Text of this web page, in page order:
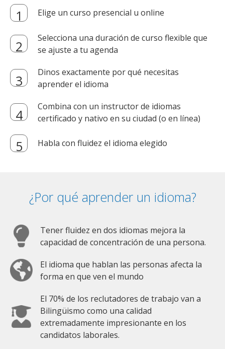
Elige un curso presencial u online
Selecciona una duración de curso flexible que
se ajuste a tu agenda
Dinos exactamente por qué necesitas
aprender el idioma
Combina con un instructor de idiomas
certificado y nativo en su ciudad (o en línea)
Habla con fluidez el idioma elegido
¿Por qué aprender un idioma?
Tener fluidez en dos idiomas mejora la
capacidad de concentración de una persona.
El idioma que hablan las personas afecta la
forma en que ven el mundo
El 70% de los reclutadores de trabajo van a
Bilingüismo como una calidad
extremadamente impresionante en los
candidatos laborales.